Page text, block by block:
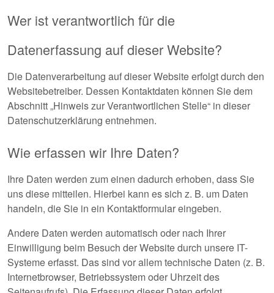
Wer ist verantwortlich für die
Datenerfassung auf dieser Website?
Die Datenverarbeitung auf dieser Website erfolgt durch den
Websitebetreiber. Dessen Kontaktdaten können Sie dem
Abschnitt „Hinweis zur Verantwortlichen Stelle“ in dieser
Datenschutzerklärung entnehmen.
Wie erfassen wir Ihre Daten?
Ihre Daten werden zum einen dadurch erhoben, dass Sie
uns diese mitteilen. Hierbei kann es sich z. B. um Daten
handeln, die Sie in ein Kontaktformular eingeben.
Andere Daten werden automatisch oder nach Ihrer
Einwilligung beim Besuch der Website durch unsere IT-
Systeme erfasst. Das sind vor allem technische Daten (z. B.
Internetbrowser, Betriebssystem oder Uhrzeit des